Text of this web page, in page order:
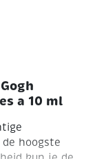
a 10 ml
hoogste